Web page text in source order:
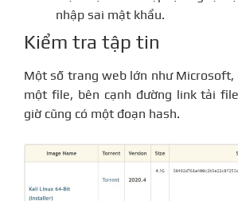
nhập sai mật khẩu.
Kiểm tra tập tin
Một số trang web lớn như Microsoft,
một file, bên cạnh đường link tải
giờ cũng có một đoạn hash.